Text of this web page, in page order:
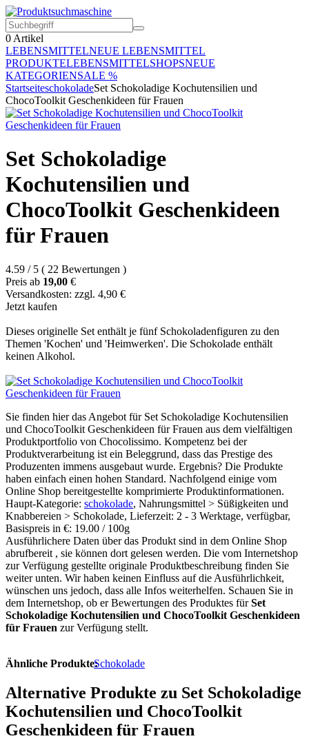
0 Artikel
LEBENSMITTELNEUE LEBENSMITTEL
PRODUKTELEBENSMITTELSHOPSNEUE
KATEGORIENSALE %
StartseiteschokoladeSet Schokoladige Kochutensilien und
ChocoToolkit Geschenkideen für Frauen
Set Schokoladige
Kochutensilien und
ChocoToolkit Geschenkideen
für Frauen
4.59 / 5 ( 22 Bewertungen )
Preis ab 19,00 €
Versandkosten: zzgl. 4,90 €
Jetzt kaufen
Dieses originelle Set enthält je fünf Schokoladenfiguren zu den
Themen 'Kochen' und 'Heimwerken'. Die Schokolade enthält
keinen Alkohol.
Sie finden hier das Angebot für Set Schokoladige Kochutensilien
und ChocoToolkit Geschenkideen für Frauen aus dem vielfältigen
Produktportfolio von Chocolissimo. Kompetenz bei der
Produktverarbeitung ist ein Beleggrund, dass das Prestige des
Produzenten immens ausgebaut wurde. Ergebnis? Die Produkte
haben einfach einen hohen Standard. Nachfolgend einige vom
Online Shop bereitgestellte komprimierte Produktinformationen.
Haupt-Kategorie: schokolade, Nahrungsmittel > Süßigkeiten und
Knabbereien > Schokolade, Lieferzeit: 2 - 3 Werktage, verfügbar,
Basispreis in €: 19.00 / 100g
Ausführlichere Daten über das Produkt sind in dem Online Shop
abrufbereit , sie können dort gelesen werden. Die vom Internetshop
zur Verfügung gestellte originale Produktbeschreibung finden Sie
weiter unten. Wir haben keinen Einfluss auf die Ausführlichkeit,
wünschen uns jedoch, dass alle Infos weiterhelfen. Schauen Sie in
dem Internetshop, ob er Bewertungen des Produktes fürSet
Schokoladige Kochutensilien und ChocoToolkit Geschenkideen
für Frauen zur Verfügung stellt.
Ähnliche Produkte:Schokolade
Alternative Produkte zu Set Schokoladige
Kochutensilien und ChocoToolkit
Geschenkideen für Frauen